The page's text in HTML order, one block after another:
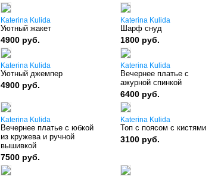
Katerina Kulida
Уютный жакет
4900 руб.
Katerina Kulida
Шарф снуд
1800 руб.
Katerina Kulida
Уютный джемпер
4900 руб.
Katerina Kulida
Вечернее платье с
ажурной спинкой
6400 руб.
Katerina Kulida
Вечернее платье с юбкой
из кружева и ручной
вышивкой
7500 руб.
Katerina Kulida
Топ с поясом с кистями
3100 руб.